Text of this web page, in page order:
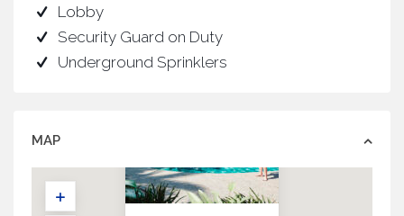
Lobby
Security Guard on Duty
Underground Sprinklers
MAP